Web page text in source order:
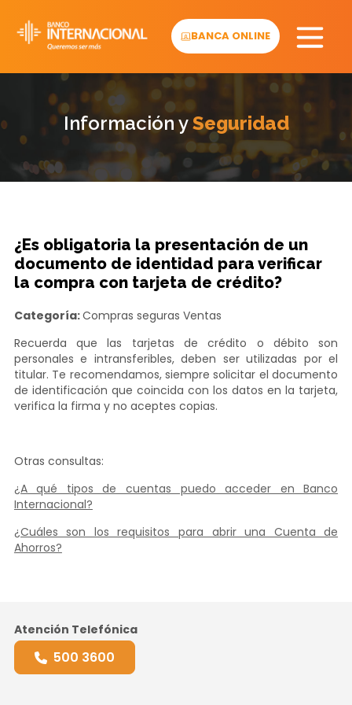
content
BANCA ONLINE
Información ySeguridad
¿Es obligatoria la presentación de un
documento de identidad para verificar
la compra con tarjeta de crédito?
Categoría:Compras seguras Ventas
Recuerda que las tarjetas de crédito o débito son
personales e intransferibles, deben ser utilizadas por el
titular. Te recomendamos, siempre solicitar el documento
de identificación que coincida con los datos en la tarjeta,
verifica la firma y no aceptes copias.
Otras consultas:
¿A qué tipos de cuentas puedo acceder en Banco
Internacional?
¿Cuáles son los requisitos para abrir una Cuenta de
Ahorros?
Atención Telefónica
500 3600